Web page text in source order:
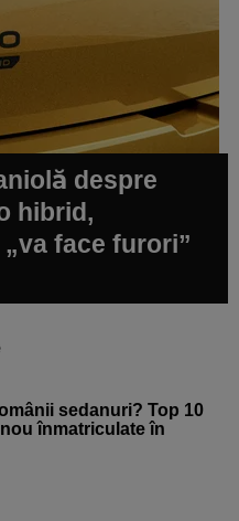
despre
hibrid,
face furori”
sedanuri? Top 10
înmatriculate în